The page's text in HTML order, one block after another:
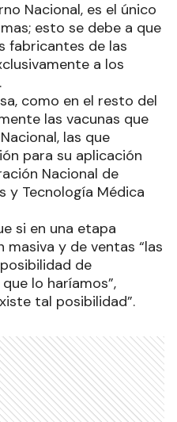
Nacional, es el único
esto se debe a que
fabricantes de las
a los
como en el resto del
las vacunas que
las que
para su aplicación
Nacional de
y Tecnología Médica
si en una etapa
y de ventas “las
de
lo haríamos”,
tal posibilidad”.